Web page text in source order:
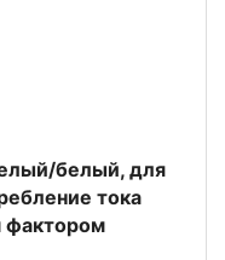
белый, для
тока
фактором